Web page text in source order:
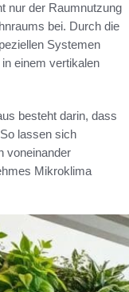
nur der Raumnutzung
bei. Durch die
Systemen
einem vertikalen
besteht darin, dass
lassen sich
voneinander
Mikroklima